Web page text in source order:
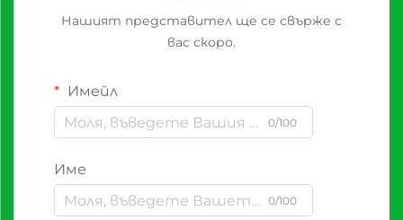
Нашият представител ще се свърже с
вас скоро.
Имейл
0/100
Име
0/100